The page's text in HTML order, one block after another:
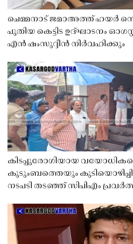
ചെമ്മനാട് ജമാഅത്ത് ഹയർ
പുതിയ കെട്ടിട ഉദ്ഘാടനം
എൻ ഷംസുദ്ദീൻ നിർവഹിക്കും
കിടപ്പുരോഗിയായ
കുടുംബത്തെയും
നടപടി തടഞ്ഞ് സിപിഎം